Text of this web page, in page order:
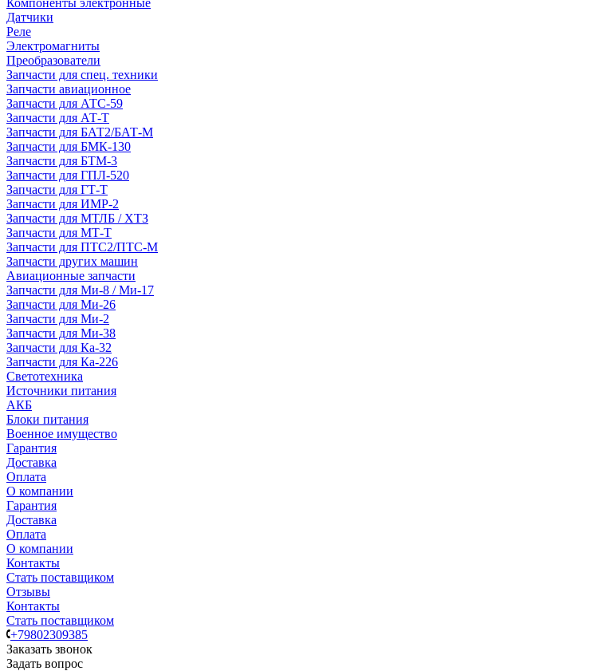
Компоненты электронные
Датчики
Реле
Электромагниты
Преобразователи
Запчасти для спец. техники
Запчасти авиационное
Запчасти для АТС-59
Запчасти для АТ-Т
Запчасти для БАТ2/БАТ-М
Запчасти для БМК-130
Запчасти для БТМ-3
Запчасти для ГПЛ-520
Запчасти для ГТ-Т
Запчасти для ИМР-2
Запчасти для МТЛБ / ХТЗ
Запчасти для МТ-Т
Запчасти для ПТС2/ПТС-М
Запчасти других машин
Авиационные запчасти
Запчасти для Ми-8 / Ми-17
Запчасти для Ми-26
Запчасти для Ми-2
Запчасти для Ми-38
Запчасти для Ка-32
Запчасти для Ка-226
Светотехника
Источники питания
АКБ
Блоки питания
Военное имущество
Гарантия
Доставка
Оплата
О компании
Гарантия
Доставка
Оплата
О компании
Контакты
Стать поставщиком
Отзывы
Контакты
Стать поставщиком
+79802309385
Заказать звонок
Задать вопрос